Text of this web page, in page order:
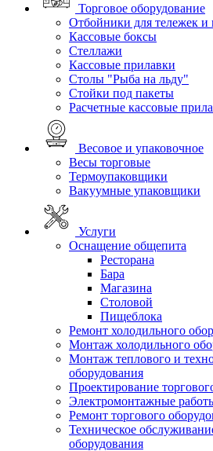
Торговое оборудование
Отбойники для тележек и
Кассовые боксы
Стеллажи
Кассовые прилавки
Столы "Рыба на льду"
Стойки под пакеты
Расчетные кассовые
Весовое и упаковочное
Весы торговые
Термоупаковщики
Вакуумные упаковщики
Услуги
Оснащение общепита
Ресторана
Бара
Магазина
Столовой
Пищеблока
Ремонт холодильного
Монтаж холодильного
Монтаж теплового и
оборудования
Проектирование
Электромонтажные
Ремонт торгового
Техническое
оборудования